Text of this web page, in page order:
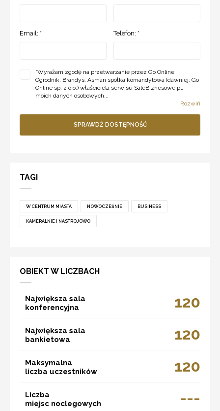
Email: * Telefon: *
*Wyrażam zgodę na przetwarzanie przez Go Online
Ogrodnik, Brandys, Asman spółka komandytowa (dawniej: Go
Online sp. z o.o.) właściciela serwisu SaleBiznesowe.pl,
moich danych osobowych...
Rozwiń
SPRAWDŹ DOSTĘPNOŚĆ
TAGI
W CENTRUM MIASTA NOWOCZEŚNIE BUSINESS
KAMERALNIE I NASTROJOWO
OBIEKT W LICZBACH
Największa sala
konferencyjna
120
Największa sala
bankietowa
120
Maksymalna
liczba uczestników
120
Liczba
miejsc noclegowych
---